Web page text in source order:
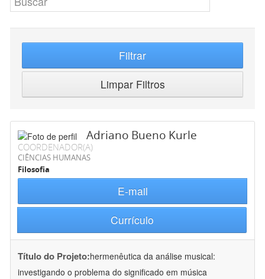
Filtrar
Limpar Filtros
Adriano Bueno Kurle
COORDENADOR(A)
CIÊNCIAS HUMANAS
Filosofia
E-mail
Currículo
Título do Projeto:hermenêutica da análise musical:
investigando o problema do significado em música